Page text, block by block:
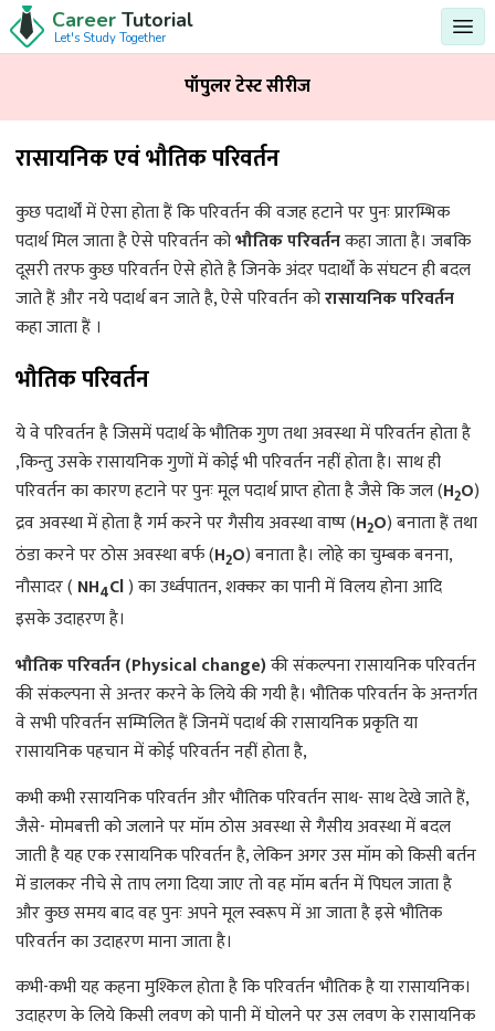
Career Tutorial
Let's Study Together
रासायनिक एवं भौतिक परिवर्तन
कुछ पदार्थों में ऐसा होता हैं कि परिवर्तन की वजह हटाने पर पुनः प्रारम्भिक
पदार्थ मिल जाता है ऐसे परिवर्तन कोभौतिक परिवर्तनकहा जाता है। जबकि
दूसरी तरफ कुछ परिवर्तन ऐसे होते है जिनके अंदर पदार्थों के संघटन ही बदल
जाते हैं और नये पदार्थ बन जाते है, ऐसे परिवर्तन कोरासायनिक परिवर्तन
कहा जाता हैं ।
भौतिक परिवर्तन
ये वे परिवर्तन है जिसमें पदार्थ के भौतिक गुण तथा अवस्था में परिवर्तन होता है
,किन्तु उसके रासायनिक गुणों में कोई भी परिवर्तन नहीं होता है। साथ ही
परिवर्तन का कारण हटाने पर पुनः मूल पदार्थ प्राप्त होता है जैसे कि जल (H2O)
द्रव अवस्था में होता है गर्म करने पर गैसीय अवस्था वाष्प (H2O) बनाता हैं तथा
ठंडा करने पर ठोस अवस्था बर्फ (H2O) बनाता है। लोहे का चुम्बक बनना,
नौसादर ( NH4Cl) का उर्ध्वपातन, शक्कर का पानी में विलय होना आदि
इसके उदाहरण है।
भौतिक परिवर्तन (Physical change)की संकल्पना रासायनिक परिवर्तन
की संकल्पना से अन्तर करने के लिये की गयी है। भौतिक परिवर्तन के अन्तर्गत
वे सभी परिवर्तन सम्मिलित हैं जिनमें पदार्थ की रासायनिक प्रकृति या
रासायनिक पहचान में कोई परिवर्तन नहीं होता है,
कभी कभी रसायनिक परिवर्तन और भौतिक परिवर्तन साथ- साथ देखे जाते हैं,
जैसे- मोमबत्ती को जलाने पर मॉम ठोस अवस्था से गैसीय अवस्था में बदल
जाती है यह एक रसायनिक परिवर्तन है, लेकिन अगर उस मॉम को किसी बर्तन
में डालकर नीचे से ताप लगा दिया जाए तो वह मॉम बर्तन में पिघल जाता है
और कुछ समय बाद वह पुनः अपने मूल स्वरूप में आ जाता है इसे भौतिक
परिवर्तन का उदाहरण माना जाता है।
कभी-कभी यह कहना मुश्किल होता है कि परिवर्तन भौतिक है या रासायनिक।
उदाहरण के लिये किसी लवण को पानी में घोलने पर उस लवण के रासायनिक
पॉपुलर टेस्ट सीरीज